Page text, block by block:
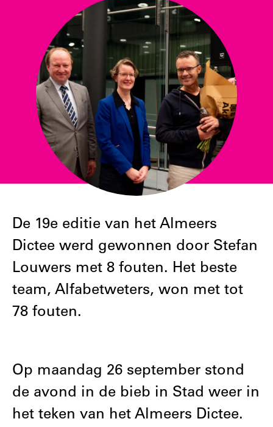
De 19e editie van het Almeers
Dictee werd gewonnen door Stefan
Louwers met 8 fouten. Het beste
team, Alfabetweters, won met tot
78 fouten.
Op maandag 26 september stond
de avond in de bieb in Stad weer in
het teken van het Almeers Dictee.